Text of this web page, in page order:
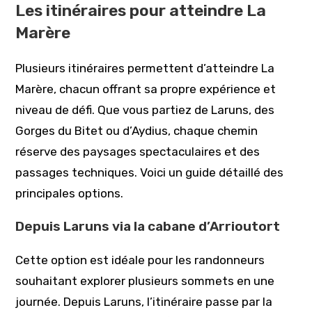
Les itinéraires pour atteindre La
Marère
Plusieurs itinéraires permettent d’atteindre La
Marère, chacun offrant sa propre expérience et
niveau de défi. Que vous partiez de Laruns, des
Gorges du Bitet ou d’Aydius, chaque chemin
réserve des paysages spectaculaires et des
passages techniques. Voici un guide détaillé des
principales options.
Depuis Laruns via la cabane d’Arrioutort
Cette option est idéale pour les randonneurs
souhaitant explorer plusieurs sommets en une
journée. Depuis Laruns, l’itinéraire passe par la